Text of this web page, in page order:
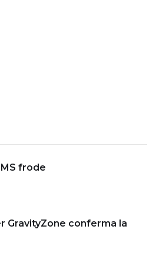
frode
GravityZone conferma la